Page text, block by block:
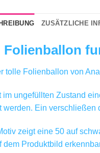
ZUSÄTZLICHE
Folienballon
tolle Folienballon von
im ungefüllten Zustand
werden. Ein verschließen
zeigt eine 50 auf
dem Produktbild